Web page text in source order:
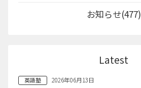
お知らせ(477)
Latest
英語塾 2026年06月13日